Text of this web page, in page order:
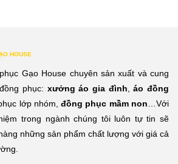
HOUSE
Gạo House chuyên sản xuất và cung
phục: xưởng áo gia đình ,áo đồng
lớp nhóm,đồng phục mầm non …Với
trong ngành chúng tôi luôn tự tin sẽ
những sản phẩm chất lượng với giá cả